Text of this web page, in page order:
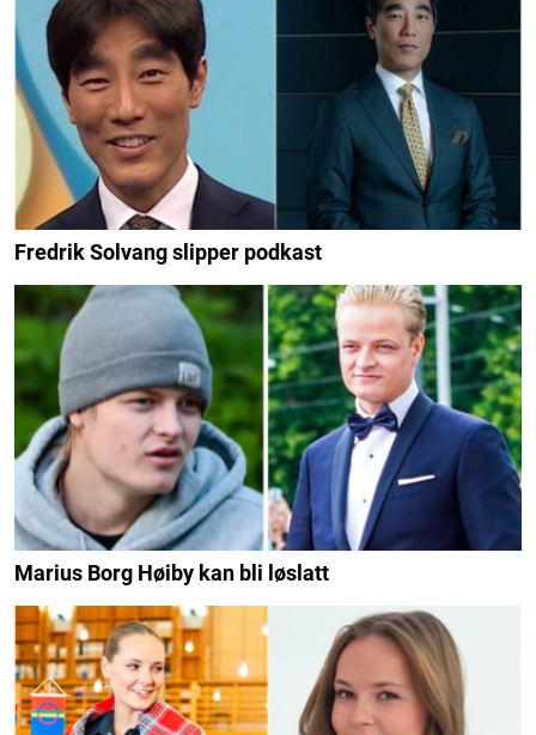
Fredrik Solvang slipper podkast
Marius Borg Høiby kan bli løslatt